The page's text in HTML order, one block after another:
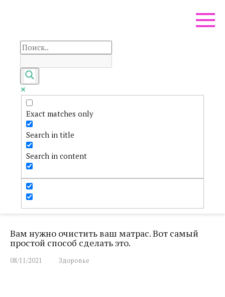
Exact matches only
Search in title
Search in content
Вам нужно очистить ваш матрас. Вот самый
простой способ сделать это.
08/11/2021 Здоровье